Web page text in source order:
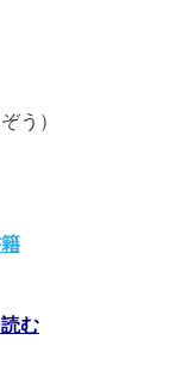
う）
む